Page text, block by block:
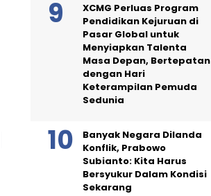
XCMG Perluas Program
Pendidikan Kejuruan di
Pasar Global untuk
Menyiapkan Talenta
Masa Depan, Bertepatan
dengan Hari
Keterampilan Pemuda
Sedunia
Banyak Negara Dilanda
Konflik, Prabowo
Subianto: Kita Harus
Bersyukur Dalam Kondisi
Sekarang